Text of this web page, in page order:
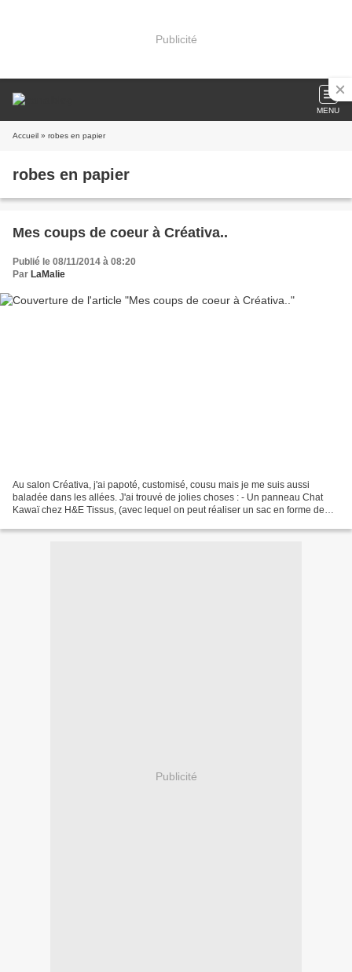
Publicité
MENU
Accueil » robes en papier
robes en papier
Mes coups de coeur à Créativa..
Publié le 08/11/2014 à 08:20
Par LaMalie
Au salon Créativa, j'ai papoté, customisé, cousu mais je me suis aussi
baladée dans les allées. J'ai trouvé de jolies choses : - Un panneau Chat
Kawaï chez H&E Tissus, (avec lequel on peut réaliser un sac en forme de
Publicité